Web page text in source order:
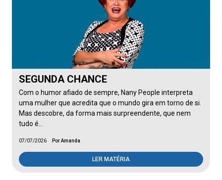
SEGUNDA CHANCE
Com o humor afiado de sempre, Nany People interpreta
uma mulher que acredita que o mundo gira em torno de si.
Mas descobre, da forma mais surpreendente, que nem
tudo é…
07/07/2026 Por Amanda
LER MATÉRIA